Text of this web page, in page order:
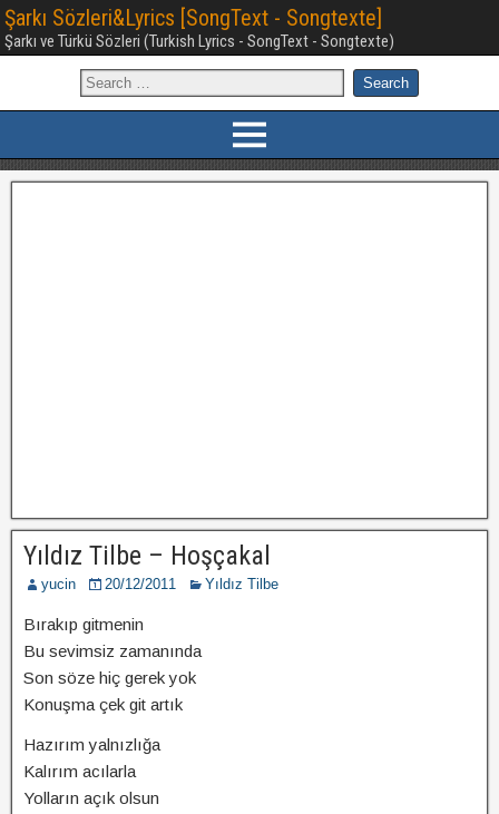
Şarkı Sözleri&Lyrics [SongText - Songtexte]
Şarkı ve Türkü Sözleri (Turkish Lyrics - SongText - Songtexte)
Yıldız Tilbe – Hoşçakal
yucin 20/12/2011 Yıldız Tilbe
Bırakıp gitmenin
Bu sevimsiz zamanında
Son söze hiç gerek yok
Konuşma çek git artık
Hazırım yalnızlığa
Kalırım acılarla
Yolların açık olsun